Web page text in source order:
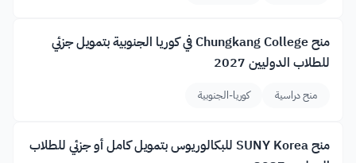
منح Chungkang College في كوريا الجنوبية بتمويل جزئي
للطلاب الدوليين 2027
منح دراسية كوريا-الجنوبية
منح SUNY Korea للبكالوريوس بتمويل كامل أو جزئي للطلاب